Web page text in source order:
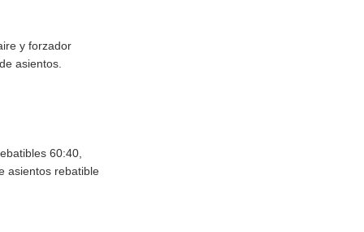
y forzador
asientos.
60:40,
asientos rebatible